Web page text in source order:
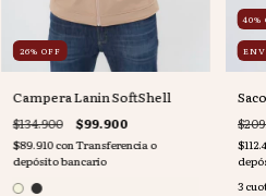
26% OFF
Campera Lanin SoftShell
$134.900 $99.900
$89.910conTransferencia o
depósito bancario
40%
3